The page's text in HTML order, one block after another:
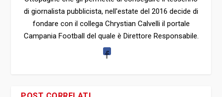
di giornalista pubblicista, nell'estate del 2016 decide di
fondare con il collega Chrystian Calvelli il portale
Campania Football del quale è Direttore Responsabile.
POST CORRELATI